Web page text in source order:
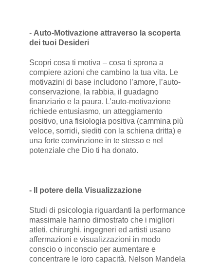
- Auto-Motivazione attraverso la scoperta
dei tuoi Desideri
Scopri cosa ti motiva – cosa ti sprona a
compiere azioni che cambino la tua vita. Le
motivazini di base includono l’amore, l’auto-
conservazione, la rabbia, il guadagno
finanziario e la paura. L’auto-motivazione
richiede entusiasmo, un atteggiamento
positivo, una fisiologia positiva (cammina più
veloce, sorridi, siediti con la schiena dritta) e
una forte convinzione in te stesso e nel
potenziale che Dio ti ha donato.
- Il potere della Visualizzazione
Studi di psicologia riguardanti la performance
massimale hanno dimostrato che i migliori
atleti, chirurghi, ingegneri ed artisti usano
affermazioni e visualizzazioni in modo
conscio o inconscio per aumentare e
concentrare le loro capacità. Nelson Mandela